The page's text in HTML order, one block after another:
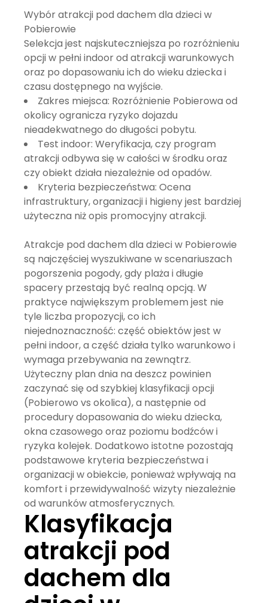
Wybór atrakcji pod dachem dla dzieci w
Pobierowie
Selekcja jest najskuteczniejsza po rozróżnieniu
opcji w pełni indoor od atrakcji warunkowych
oraz po dopasowaniu ich do wieku dziecka i
czasu dostępnego na wyjście.
Zakres miejsca: Rozróżnienie Pobierowa od
okolicy ogranicza ryzyko dojazdu
nieadekwatnego do długości pobytu.
Test indoor: Weryfikacja, czy program
atrakcji odbywa się w całości w środku oraz
czy obiekt działa niezależnie od opadów.
Kryteria bezpieczeństwa: Ocena
infrastruktury, organizacji i higieny jest bardziej
użyteczna niż opis promocyjny atrakcji.
Atrakcje pod dachem dla dzieci w Pobierowie
są najczęściej wyszukiwane w scenariuszach
pogorszenia pogody, gdy plaża i długie
spacery przestają być realną opcją. W
praktyce największym problemem jest nie
tyle liczba propozycji, co ich
niejednoznaczność: część obiektów jest w
pełni indoor, a część działa tylko warunkowo i
wymaga przebywania na zewnątrz.
Użyteczny plan dnia na deszcz powinien
zaczynać się od szybkiej klasyfikacji opcji
(Pobierowo vs okolica), a następnie od
procedury dopasowania do wieku dziecka,
okna czasowego oraz poziomu bodźców i
ryzyka kolejek. Dodatkowo istotne pozostają
podstawowe kryteria bezpieczeństwa i
organizacji w obiekcie, ponieważ wpływają na
komfort i przewidywalność wizyty niezależnie
od warunków atmosferycznych.
Klasyfikacja
atrakcji pod
dachem dla